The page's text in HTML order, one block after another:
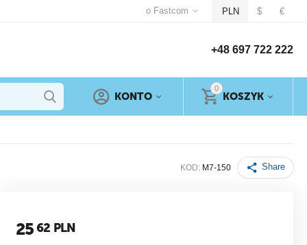
PLN $ €
o Fastcom
+48 697 722 222
0
KOSZYK
KONTO
KOD: M7-150 Share
2562 PLN